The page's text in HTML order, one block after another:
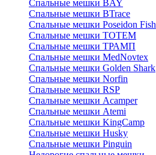
Спальные мешки BAY
Спальные мешки BTrace
Спальные мешки Poseidon Fish
Спальные мешки ТОТЕМ
Спальные мешки ТРАМП
Cпальные мешки MedNovtex
Спальные мешки Golden Shark
Спальные мешки Norfin
Спальные мешки RSP
Спальные мешки Acamper
Спальные мешки Atemi
Спальные мешки KingCamp
Спальные мешки Husky
Спальные мешки Pinguin